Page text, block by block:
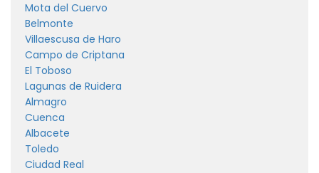
Mota del Cuervo
Belmonte
Villaescusa de Haro
Campo de Criptana
El Toboso
Lagunas de Ruidera
Almagro
Cuenca
Albacete
Toledo
Ciudad Real